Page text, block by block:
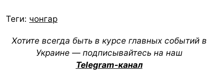
Теги: чонгар
Хотите всегда быть в курсе главных событий в
Украине — подписывайтесь на наш
Telegram-канал